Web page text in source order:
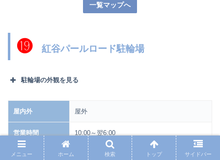
一覧マップへ
⓳紅谷パールロード駐輪場
駐輪場の外観を見る
屋内外 屋外
営業時間 10:00～翌6:00
台数 自転車150台
メニュー ホーム 検索 トップ サイドバー